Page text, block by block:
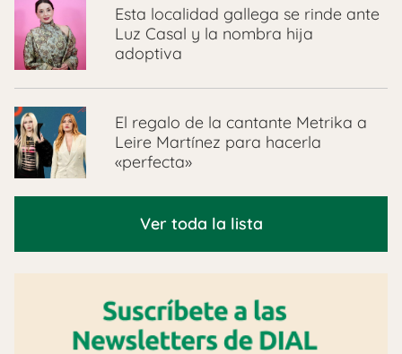
Esta localidad gallega se rinde ante
Luz Casal y la nombra hija
adoptiva
El regalo de la cantante Metrika a
Leire Martínez para hacerla
«perfecta»
Ver toda la lista